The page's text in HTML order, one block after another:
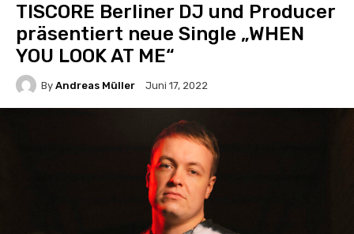
TISCORE Berliner DJ und Producer
präsentiert neue Single „WHEN
YOU LOOK AT ME“
By Andreas Müller Juni 17, 2022